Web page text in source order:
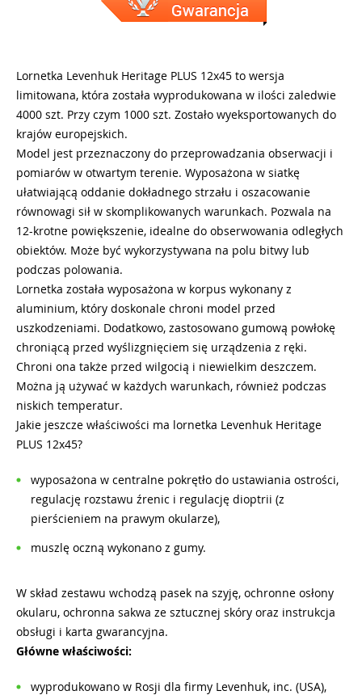
Lornetka Levenhuk Heritage PLUS 12x45 to wersja
limitowana, która została wyprodukowana w ilości zaledwie
4000 szt. Przy czym 1000 szt. Zostało wyeksportowanych do
krajów europejskich.
Model jest przeznaczony do przeprowadzania obserwacji i
pomiarów w otwartym terenie. Wyposażona w siatkę
ułatwiającą oddanie dokładnego strzału i oszacowanie
równowagi sił w skomplikowanych warunkach. Pozwala na
12-krotne powiększenie, idealne do obserwowania odległych
obiektów. Może być wykorzystywana na polu bitwy lub
podczas polowania.
Lornetka została wyposażona w korpus wykonany z
aluminium, który doskonale chroni model przed
uszkodzeniami. Dodatkowo, zastosowano gumową powłokę
chroniącą przed wyślizgnięciem się urządzenia z ręki.
Chroni ona także przed wilgocią i niewielkim deszczem.
Można ją używać w każdych warunkach, również podczas
niskich temperatur.
Jakie jeszcze właściwości ma lornetka Levenhuk Heritage
PLUS 12x45?
wyposażona w centralne pokrętło do ustawiania ostrości,
regulację rozstawu źrenic i regulację dioptrii (z
pierścieniem na prawym okularze),
muszlę oczną wykonano z gumy.
W skład zestawu wchodzą pasek na szyję, ochronne osłony
okularu, ochronna sakwa ze sztucznej skóry oraz instrukcja
obsługi i karta gwarancyjna.
Główne właściwości:
wyprodukowano w Rosji dla firmy Levenhuk, inc. (USA),